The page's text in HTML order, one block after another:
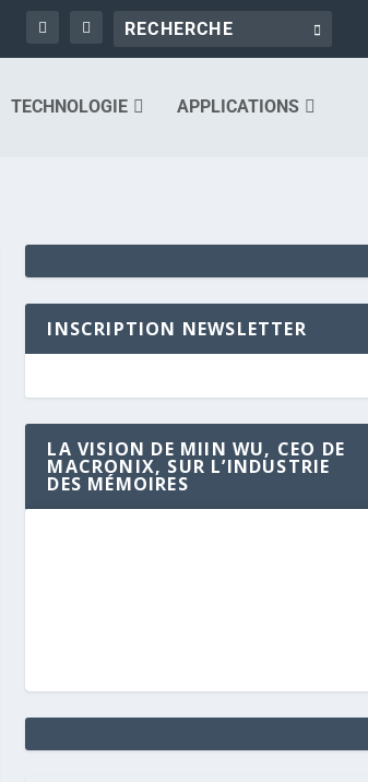
TECHNOLOGIE APPLICATIONS
INSCRIPTION NEWSLETTER
LA VISION DE MIIN WU, CEO DE
MACRONIX, SUR L’INDUSTRIE
DES MÉMOIRES